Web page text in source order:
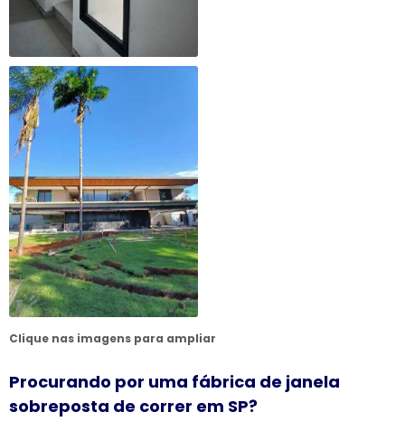
Clique nas imagens para ampliar
Procurando por uma fábrica de janela
sobreposta de correr em SP?